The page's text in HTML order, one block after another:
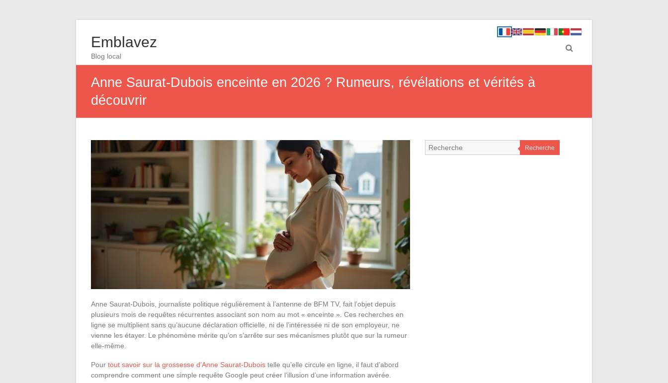
Emblavez
Blog local
Anne Saurat-Dubois enceinte en 2026 ? Rumeurs, révélations et vérités à
découvrir
Anne Saurat-Dubois, journaliste politique régulièrement à l’antenne de BFM TV, fait l’objet depuis
plusieurs mois de requêtes récurrentes associant son nom au mot « enceinte ». Ces recherches en
ligne se multiplient sans qu’aucune déclaration officielle, ni de l’intéressée ni de son employeur, ne
vienne les étayer. Le phénomène mérite qu’on s’arrête sur ses mécanismes plutôt que sur la rumeur
elle-même.
Pour tout savoir sur la grossesse d’Anne Saurat-Dubois telle qu’elle circule en ligne, il faut d’abord
comprendre comment une simple requête Google peut créer l’illusion d’une information avérée.
Recherche